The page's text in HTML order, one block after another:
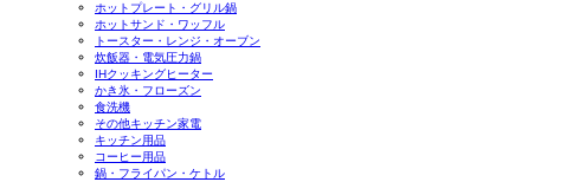
ホットプレート・グリル鍋
ホットサンド・ワッフル
トースター・レンジ・オーブン
炊飯器・電気圧力鍋
IHクッキングヒーター
かき氷・フローズン
食洗機
その他キッチン家電
キッチン用品
コーヒー用品
鍋・フライパン・ケトル